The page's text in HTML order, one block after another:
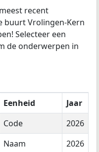
recent
buurt Vrolingen-Kern
Selecteer een
de onderwerpen in
Eenheid
Jaar
Code
2026
Naam 2026